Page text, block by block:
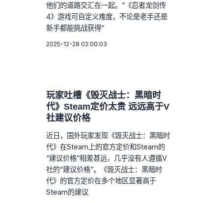
他们的道路交汇在一起。”《忍者龙剑传
4》游戏可自定义难度，不论是老手还是
新手都能挑战获得“
2025-12-28 02:00:03
玩家吐槽《毁灭战士：黑暗时
代》Steam定价太贵 远远高于V
社建议价格
近日，国外玩家发现《毁灭战士：黑暗时
代》在Steam上的官方定价和Steam的
“建议价格”相差甚远，几乎没有人遵循V
社的“建议价格”。《毁灭战士：黑暗时
代》的官方定价在多个地区显著高于
Steam的建议